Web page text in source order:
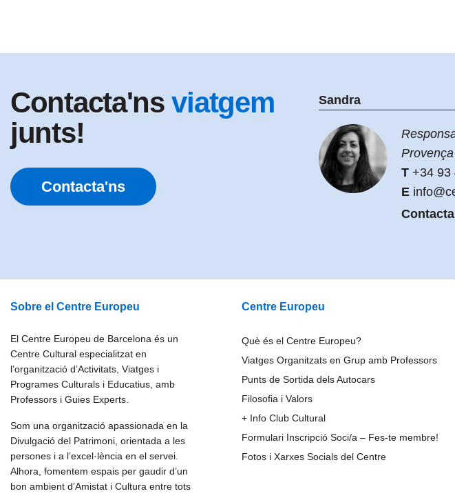
Contacta'nsviatgem
junts!
Contacta'ns
Sandra
+34 93
Sobre el Centre Europeu
El Centre Europeu de Barcelona és un
Centre Cultural especialitzat en
l’organització d’Activitats, Viatges i
Programes Culturals i Educatius, amb
Professors i Guies Experts.
Som una organització apassionada en la
Divulgació del Patrimoni, orientada a les
persones i a l’excel·lència en el servei.
Alhora, fomentem espais per gaudir d’un
bon ambient d’Amistat i Cultura entre tots
Centre Europeu
Què és el Centre Europeu?
Viatges Organitzats en Grup amb Professors
Punts de Sortida dels Autocars
Filosofia i Valors
+ Info Club Cultural
Formulari Inscripció Soci/a – Fes-te membre!
Fotos i Xarxes Socials del Centre